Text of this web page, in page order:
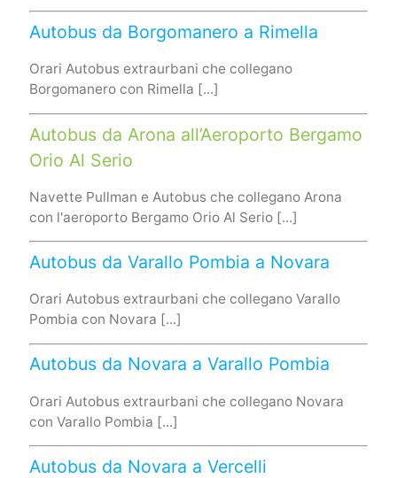
Autobus da Borgomanero a Rimella
Orari Autobus extraurbani che collegano
Borgomanero con Rimella [...]
Autobus da Arona all’Aeroporto Bergamo
Orio Al Serio
Navette Pullman e Autobus che collegano Arona
con l'aeroporto Bergamo Orio Al Serio [...]
Autobus da Varallo Pombia a Novara
Orari Autobus extraurbani che collegano Varallo
Pombia con Novara [...]
Autobus da Novara a Varallo Pombia
Orari Autobus extraurbani che collegano Novara
con Varallo Pombia [...]
Autobus da Novara a Vercelli